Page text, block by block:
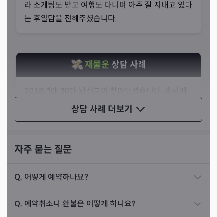
오랫동안 꾸준히 찾아오시는 손님들도 많은데, 이 경우 “점
는다고 선생님은 설명하셨습니다. 오랜 시간 지내다 보면
상담 사례 더보기
라 소개팅도 받고 여행도 다니며 아주 잘 지내고 있다
는 후일담을 전해주셨습니다.
재물운 상담 사례
서는 다니시던 직장을 그만두고 사업을 하고 싶다고
저는 점사를 통해 손님의 사업운과 재물운을 본 후 손
습니다. 구체적인 조언과 함께, 손님께 맞는 사업을
권해드리고 복을 빌어드렸습니다.
자주 묻는 질문
Q. 어떻게 예약하나요?
Q. 예약취소나 환불은 어떻게 하나요?